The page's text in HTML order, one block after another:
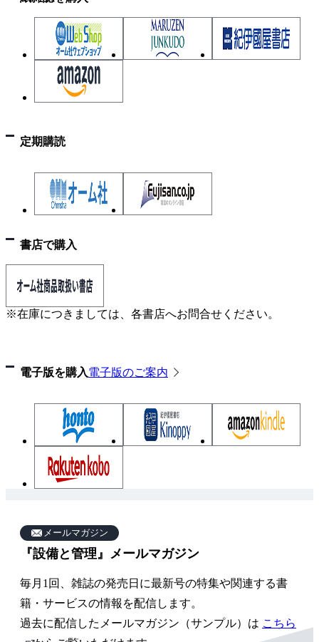
定期購読
書店で購入
※在庫につきましては、各書店へお問合せください。
電子版を購入電子版のご案内
誌
連
ペ
ー
メールマガジン
『設備と管理』メールマガジン
毎月1回、雑誌の発売日に最新号の特集や関連する書
籍・サービスの情報を配信します。
過去に配信したメールマガジン（サンプル）は こちら